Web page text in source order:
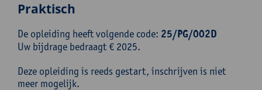
Praktisch
De opleiding heeft volgende code: 25/PG/002D
Uw bijdrage bedraagt € 2025.
Deze opleiding is reeds gestart, inschrijven is niet
meer mogelijk.